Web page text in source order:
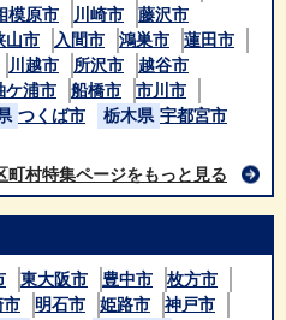
模原市 川崎市
藤沢市
山市 入間市 鴻巣市
蓮田市
川越市 所沢市
越谷市
ケ浦市 船橋市
市川市
つくば市 栃木県 宇都宮市
町村特集ページをもっと見る
東大阪市 豊中市
枚方市
市 明石市 姫路市
神戸市